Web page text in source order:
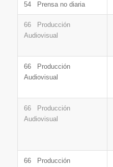
54 Prensa no diaria
66 Producción
Audiovisual
66 Producción
Audiovisual
66 Producción
Audiovisual
66 Producción